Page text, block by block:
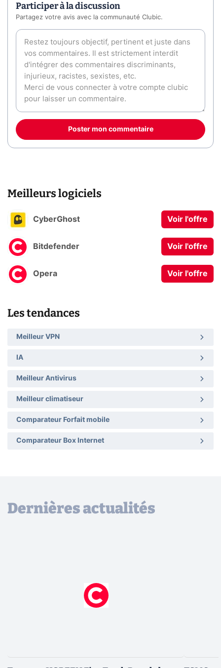
Participer à la discussion
Partagez votre avis avec la communauté Clubic.
Poster mon commentaire
Meilleurs logiciels
CyberGhost Voir l'offre
Bitdefender Voir l'offre
Opera Voir l'offre
Les tendances
Meilleur VPN
IA
Meilleur Antivirus
Meilleur climatiseur
Comparateur Forfait mobile
Comparateur Box Internet
Dernières actualités